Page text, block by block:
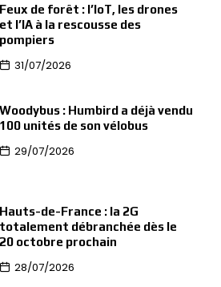
Feux de forêt : l’IoT, les drones
et l’IA à la rescousse des
pompiers
31/07/2026
Woodybus : Humbird a déjà vendu
100 unités de son vélobus
29/07/2026
Hauts-de-France : la 2G
totalement débranchée dès le
20 octobre prochain
28/07/2026